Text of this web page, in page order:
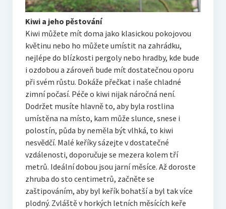
Kiwi a jeho pěstování
Kiwi můžete mít doma jako klasickou pokojovou
květinu nebo ho můžete umístit na zahrádku,
nejlépe do blízkosti pergoly nebo hradby, kde bude
i ozdobou a zároveň bude mít dostatečnou oporu
při svém růstu. Dokáže přečkat i naše chladné
zimní počasí. Péče o kiwi nijak náročná není.
Dodržet musíte hlavně to, aby byla rostlina
umístěna na místo, kam může slunce, snese i
polostín, půda by neměla být vlhká, to kiwi
nesvědčí. Malé keříky sázejte v dostatečné
vzdálenosti, doporučuje se mezera kolem tří
metrů. Ideální dobou jsou jarní měsíce. Až doroste
zhruba do sto centimetrů, začněte se
zaštipováním, aby byl keřík bohatší a byl tak více
plodný. Zvláště v horkých letních měsících keře